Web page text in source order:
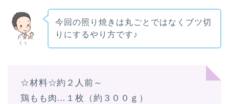
くぅ
今回の照り焼きは丸ごとではなくブツ切
りにするやり方です♪
☆材料☆約２人前～
鶏もも肉…１枚（約３００ｇ）